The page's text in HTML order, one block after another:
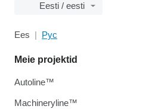
Eesti / eesti
Ees Рус
Meie projektid
Autoline™
Machineryline™